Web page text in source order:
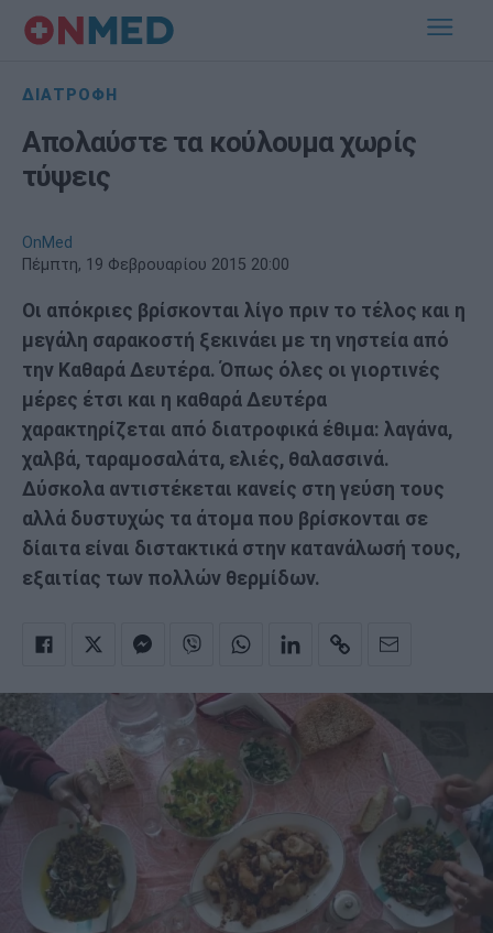
ΔΙΑΤΡΟΦΗ
Απολαύστε τα κούλουμα χωρίς
τύψεις
OnMed
Πέμπτη, 19 Φεβρουαρίου 2015 20:00
Οι απόκριες βρίσκονται λίγο πριν το τέλος και η
μεγάλη σαρακοστή ξεκινάει με τη νηστεία από
την Καθαρά Δευτέρα. Όπως όλες οι γιορτινές
μέρες έτσι και η καθαρά Δευτέρα
χαρακτηρίζεται από διατροφικά έθιμα: λαγάνα,
χαλβά, ταραμοσαλάτα, ελιές, θαλασσινά.
Δύσκολα αντιστέκεται κανείς στη γεύση τους
αλλά δυστυχώς τα άτομα που βρίσκονται σε
δίαιτα είναι διστακτικά στην κατανάλωσή τους,
εξαιτίας των πολλών θερμίδων.